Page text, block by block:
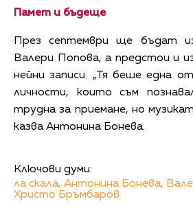
Памет и бъдеще
През септември ще бъдат
Валери Попова, а предстои и
нейни записи. „Тя беше една
личности, които съм
трудна за приемане, но
казва Антонина Бонева.
Ключови думи:
ла скала, Антонина Бонева,
Христо Бръмбаров